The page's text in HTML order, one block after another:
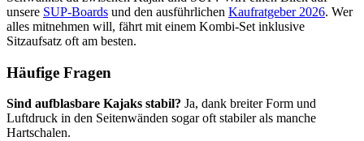
unsere SUP-Boards und den ausführlichen Kaufratgeber 2026. Wer
alles mitnehmen will, fährt mit einem Kombi-Set inklusive
Sitzaufsatz oft am besten.
Häufige Fragen
Sind aufblasbare Kajaks stabil? Ja, dank breiter Form und
Luftdruck in den Seitenwänden sogar oft stabiler als manche
Hartschalen.